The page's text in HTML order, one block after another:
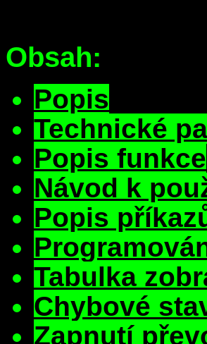
Obsah:
Popis
Technické
Popis funkce
Návod k
Popis
Tabulka
Chybové
Zapnutí